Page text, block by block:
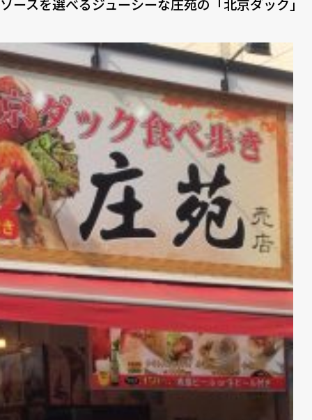
ソースを選べるジューシーな庄苑の「北京ダック」